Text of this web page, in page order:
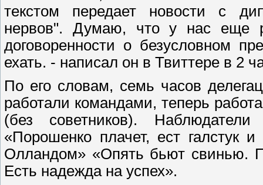
текстом передает новости с
нервов". Думаю, что у нас еще
договоренности о безусловном
ехать. - написал он в Твиттере в 2
По его словам, семь часов
работали командами, теперь
(без советников). Наблюдатели
«Порошенко плачет, ест галстук
Олландом» «Опять бьют свинью.
Есть надежда на успех».